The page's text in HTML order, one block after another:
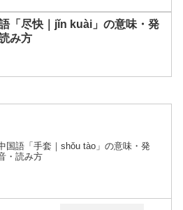
「尽快｜jǐn kuài」の意味・発
み方
国語「手套｜shǒu tào」の意味・発
・読み方